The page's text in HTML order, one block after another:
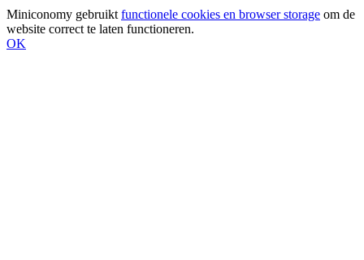
Miniconomy gebruikt functionele cookies en browser storage om de
website correct te laten functioneren.
OK